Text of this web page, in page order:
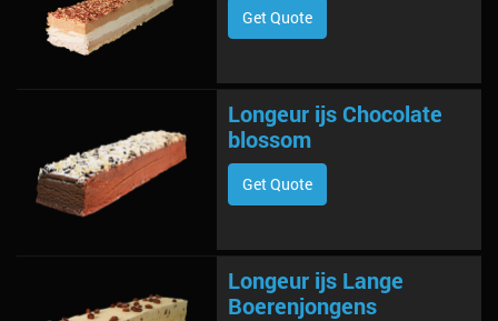
Get Quote
Longeur ijs Chocolate
blossom
Get Quote
Longeur ijs Lange
Boerenjongens